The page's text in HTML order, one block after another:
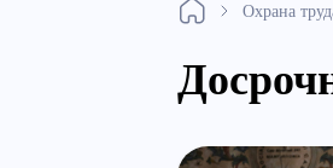
Охрана